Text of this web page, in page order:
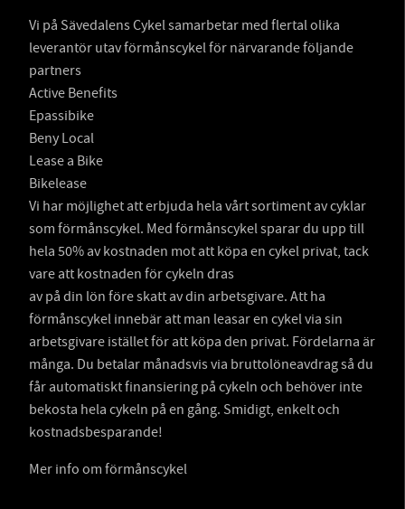
Vi på Sävedalens Cykel samarbetar med flertal olika
leverantör utav förmånscykel för närvarande följande
partners
Active Benefits
Epassibike
Beny Local
Lease a Bike
Bikelease
Vi har möjlighet att erbjuda hela vårt sortiment av cyklar
som förmånscykel. Med förmånscykel sparar du upp till
hela 50% av kostnaden mot att köpa en cykel privat, tack
vare att kostnaden för cykeln dras
av på din lön före skatt av din arbetsgivare. Att ha
förmånscykel innebär att man leasar en cykel via sin
arbetsgivare istället för att köpa den privat. Fördelarna är
många. Du betalar månadsvis via bruttolöneavdrag så du
får automatiskt finansiering på cykeln och behöver inte
bekosta hela cykeln på en gång. Smidigt, enkelt och
kostnadsbesparande!
Mer info om förmånscykel